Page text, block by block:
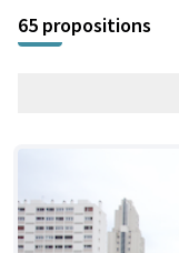
+
−
65 propositions